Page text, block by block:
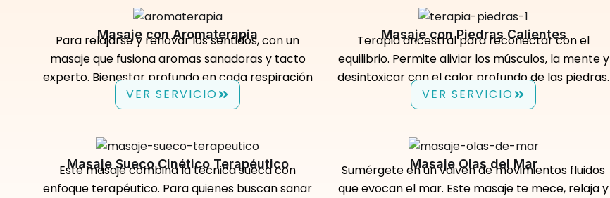
Masaje con Aromaterapia
Para relajarse y renovar los sentidos, con un
masaje que fusiona aromas sanadoras y tacto
experto. Bienestar profundo en cada respiración
VER SERVICIO
Masaje con Piedras Calientes
Terapia ancestral para reconectar con el
equilibrio. Permite aliviar los músculos, la mente y
desintoxicar con el calor profundo de las piedras.
VER SERVICIO
Masaje Sueco Cinético Terapéutico
Este masaje combina la técnica sueca con
enfoque terapéutico. Para quienes buscan sanar
Masaje Olas del Mar
Sumérgete en un vaivén de movimientos fluidos
que evocan el mar. Este masaje te mece, relaja y